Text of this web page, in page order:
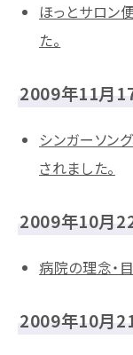
ほっとサロン
た。
2009年11月
シンガーソン
されました。
2009年10月
病院の理念・
2009年10月